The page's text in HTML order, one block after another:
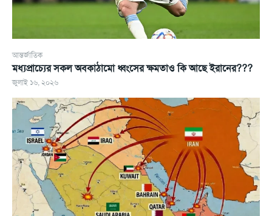
আন্তর্জাতিক
মধ্যপ্রাচ্যের সকল অবকাঠামো ধ্বংসের ক্ষমতাও কি আছে ইরানের???
জুলাই ১৬, ২০২৬